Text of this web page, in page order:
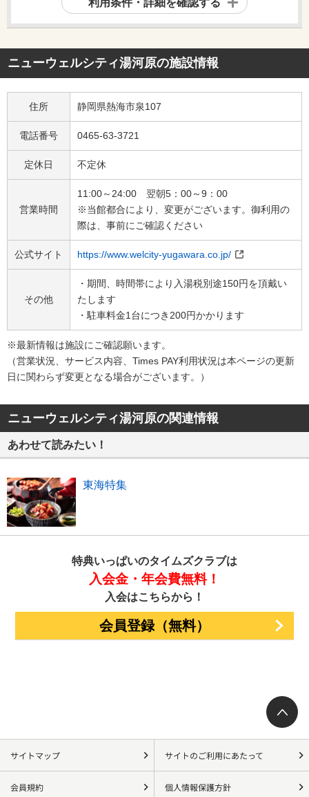
利用条件・詳細を確認する
ニューウェルシティ湯河原の施設情報
住所 静岡県熱海市泉107
電話番号 0465-63-3721
定休日 不定休
営業時間
11:00～24:00 翌朝5：00～9：00
※当館都合により、変更がございます。御利用の
際は、事前にご確認ください
公式サイト https://www.welcity-yugawara.co.jp/
その他
・期間、時間帯により入湯税別途150円を頂戴い
たします
・駐車料金1台につき200円かかります
※最新情報は施設にご確認願います。
（営業状況、サービス内容、Times PAY利用状況は本ページの​更新
日に関わらず変更となる場合がございます。）​
ニューウェルシティ湯河原の関連情報
あわせて読みたい！
東海特集
特典いっぱいのタイムズクラブは
入会金・年会費無料！
入会はこちらから！
会員登録（無料）
サイトマップ サイトのご利用にあたって
会員規約 個人情報保護方針